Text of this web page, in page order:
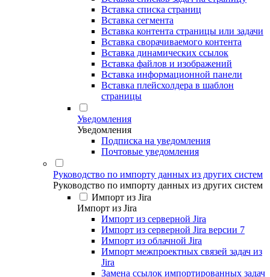
Вставка списка страниц
Вставка сегмента
Вставка контента страницы или задачи
Вставка сворачиваемого контента
Вставка динамических ссылок
Вставка файлов и изображений
Вставка информационной панели
Вставка плейсхолдера в шаблон
страницы
Уведомления
Уведомления
Подписка на уведомления
Почтовые уведомления
Руководство по импорту данных из других систем
Руководство по импорту данных из других систем
Импорт из Jira
Импорт из Jira
Импорт из серверной Jira
Импорт из серверной Jira версии 7
Импорт из облачной Jira
Импорт межпроектных связей задач из
Jira
Замена ссылок импортированных задач